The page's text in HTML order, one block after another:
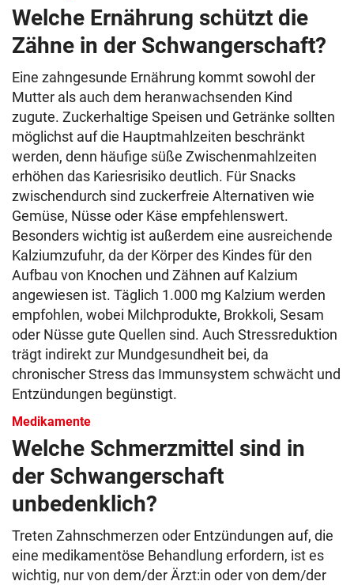
Welche Ernährung schützt die
Zähne in der Schwangerschaft?
Eine zahngesunde Ernährung kommt sowohl der
Mutter als auch dem heranwachsenden Kind
zugute. Zuckerhaltige Speisen und Getränke sollten
möglichst auf die Hauptmahlzeiten beschränkt
werden, denn häufige süße Zwischenmahlzeiten
erhöhen das Kariesrisiko deutlich. Für Snacks
zwischendurch sind zuckerfreie Alternativen wie
Gemüse, Nüsse oder Käse empfehlenswert.
Besonders wichtig ist außerdem eine ausreichende
Kalziumzufuhr, da der Körper des Kindes für den
Aufbau von Knochen und Zähnen auf Kalzium
angewiesen ist. Täglich 1.000 mg Kalzium werden
empfohlen, wobei Milchprodukte, Brokkoli, Sesam
oder Nüsse gute Quellen sind. Auch Stressreduktion
trägt indirekt zur Mundgesundheit bei, da
chronischer Stress das Immunsystem schwächt und
Entzündungen begünstigt.
Medikamente
Welche Schmerzmittel sind in
der Schwangerschaft
unbedenklich?
Treten Zahnschmerzen oder Entzündungen auf, die
eine medikamentöse Behandlung erfordern, ist es
wichtig, nur von dem/der Ärzt:in oder von dem/der